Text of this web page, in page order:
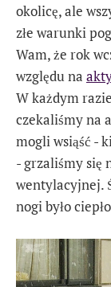
okolicę, ale
złe warunki
Wam, że rok
względu na
W każdym
czekaliśmy na
mogli wsiąść -
- grzaliśmy się
wentylacyjnej.
nogi było